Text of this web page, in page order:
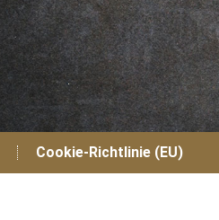
Cookie-Richtlinie (EU)